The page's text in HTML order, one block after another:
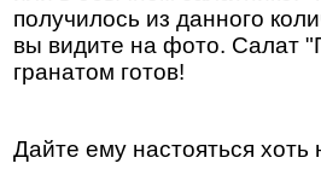
получилось из данного
вы видите на фото. Салат
гранатом готов!
Дайте ему настояться хоть